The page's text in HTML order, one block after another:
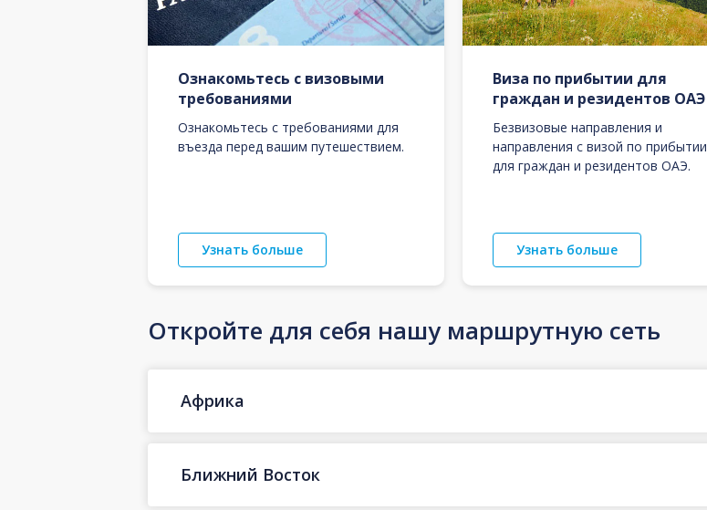
Ознакомьтесь с визовыми
требованиями
Ознакомьтесь с требованиями для
въезда перед вашим путешествием.
Узнать больше
Виза по прибытии для
граждан и резидентов ОАЭ
Безвизовые направления и
направления с визой по прибытии
для граждан и резидентов ОАЭ.
Узнать больше
Откройте для себя нашу маршрутную сеть
Африка
Ближний Восток